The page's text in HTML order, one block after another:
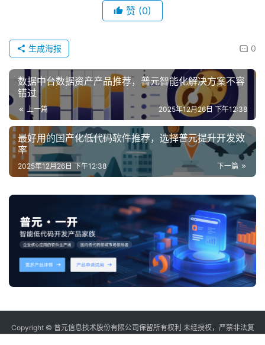
赞 (0)
0
生成海报
数据中台数据资产产品推荐，普元智能化解决方案不容
错过
上一篇 2025年12月26日 下午12:38
最好用的国产化低代码软件推荐，选择普元提升开发效
率
下一篇
2025年12月26日 下午12:38
Copyright © 普元信息技术股份有限公司保留所有权利 未经授权，严禁非法复